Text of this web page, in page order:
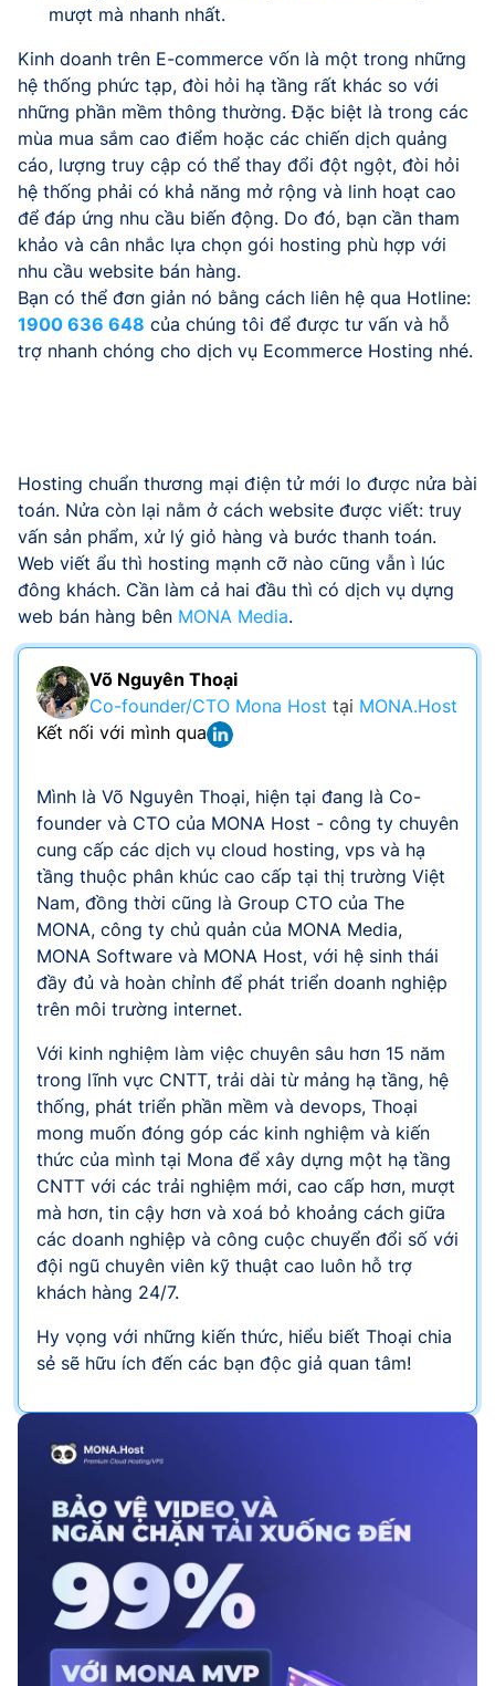
mượt mà nhanh nhất.
Kinh doanh trên E-commerce vốn là một trong những
hệ thống phức tạp, đòi hỏi hạ tầng rất khác so với
những phần mềm thông thường. Đặc biệt là trong các
mùa mua sắm cao điểm hoặc các chiến dịch quảng
cáo, lượng truy cập có thể thay đổi đột ngột, đòi hỏi
hệ thống phải có khả năng mở rộng và linh hoạt cao
để đáp ứng nhu cầu biến động. Do đó, bạn cần tham
khảo và cân nhắc lựa chọn gói hosting phù hợp với
nhu cầu website bán hàng.
Bạn có thể đơn giản nó bằng cách liên hệ qua Hotline:
1900 636 648 của chúng tôi để được tư vấn và hỗ
trợ nhanh chóng cho dịch vụ Ecommerce Hosting nhé.
Hosting chuẩn thương mại điện tử mới lo được nửa bài
toán. Nửa còn lại nằm ở cách website được viết: truy
vấn sản phẩm, xử lý giỏ hàng và bước thanh toán.
Web viết ẩu thì hosting mạnh cỡ nào cũng vẫn ì lúc
đông khách. Cần làm cả hai đầu thì có dịch vụ dựng
web bán hàng bên MONA Media.
Võ Nguyên Thoại
Co-founder/CTO Mona Host tại MONA.Host
Kết nối với mình qua
Mình là Võ Nguyên Thoại, hiện tại đang là Co-
founder và CTO của MONA Host - công ty chuyên
cung cấp các dịch vụ cloud hosting, vps và hạ
tầng thuộc phân khúc cao cấp tại thị trường Việt
Nam, đồng thời cũng là Group CTO của The
MONA, công ty chủ quản của MONA Media,
MONA Software và MONA Host, với hệ sinh thái
đầy đủ và hoàn chỉnh để phát triển doanh nghiệp
trên môi trường internet.
Với kinh nghiệm làm việc chuyên sâu hơn 15 năm
trong lĩnh vực CNTT, trải dài từ mảng hạ tầng, hệ
thống, phát triển phần mềm và devops, Thoại
mong muốn đóng góp các kinh nghiệm và kiến
thức của mình tại Mona để xây dựng một hạ tầng
CNTT với các trải nghiệm mới, cao cấp hơn, mượt
mà hơn, tin cậy hơn và xoá bỏ khoảng cách giữa
các doanh nghiệp và công cuộc chuyển đổi số với
đội ngũ chuyên viên kỹ thuật cao luôn hỗ trợ
khách hàng 24/7.
Hy vọng với những kiến thức, hiểu biết Thoại chia
sẻ sẽ hữu ích đến các bạn độc giả quan tâm!